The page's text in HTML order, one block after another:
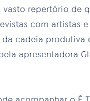
vasto repertório de
com artistas e
cadeia produtiva
apresentadora